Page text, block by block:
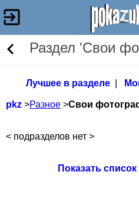
Раздел 'Свои
Лучшее в разделе|
pkz >Разное >Свои
< подразделов нет >
Показать